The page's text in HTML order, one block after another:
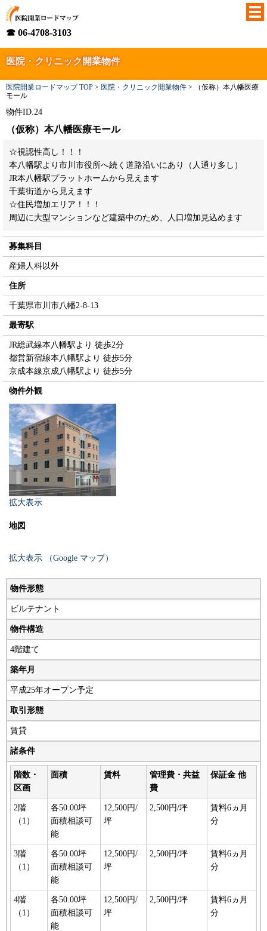
☎ 06-4708-3103
医院・クリニック開業物件
医院開業ロードマップ TOP > 医院・クリニック開業物件 >
（仮称）本八幡医療
モール
物件ID.24
（仮称）本八幡医療モール
☆視認性高し！！！
本八幡駅より市川市役所へ続く道路沿いにあり（人通り多し）
JR本八幡駅プラットホームから見えます
千葉街道から見えます
☆住民増加エリア！！！
周辺に大型マンションなど建築中のため、人口増加見込めます
募集科目
産婦人科以外
住所
千葉県市川市八幡2-8-13
最寄駅
JR総武線本八幡駅より 徒歩2分
都営新宿線本八幡駅より 徒歩5分
京成本線京成八幡駅より 徒歩5分
物件外観
拡大表示
地図
拡大表示 （Google マップ）
物件形態
ビルテナント
物件構造
4階建て
築年月
平成25年オープン予定
取引形態
賃貸
諸条件
階数・
区画
面積 賃料
管理費・共益
費
保証金 他
2階
（1）
各50.00坪
面積相談可
能
12,500円/
坪
2,500円/坪
賃料6ヵ月
分
3階
（1）
各50.00坪
面積相談可
能
12,500円/
坪
2,500円/坪
賃料6ヵ月
分
4階
（1）
各50.00坪
面積相談可
能
12,500円/
坪
2,500円/坪
賃料6ヵ月
分